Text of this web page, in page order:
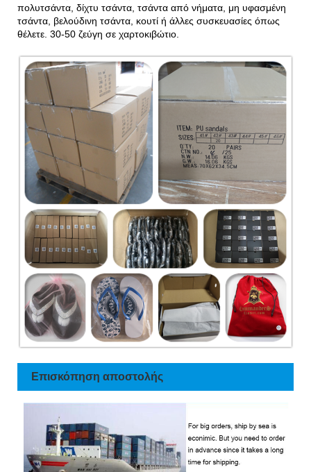
πολυτσάντα, δίχτυ τσάντα, τσάντα από νήματα, μη υφασμένη
τσάντα, βελούδινη τσάντα, κουτί ή άλλες συσκευασίες όπως
θέλετε. 30-50 ζεύγη σε χαρτοκιβώτιο.
Επισκόπηση αποστολής